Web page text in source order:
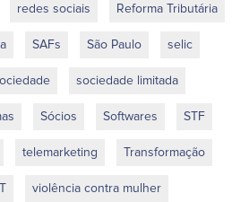
redes sociais Reforma Tributária
SAFs São Paulo selic
sociedade limitada
Sócios Softwares STF
telemarketing Transformação
violência contra mulher